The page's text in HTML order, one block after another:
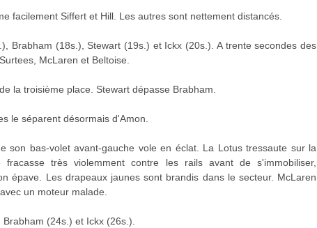
facilement Siffert et Hill. Les autres sont nettement distancés.
Brabham (18s.), Stewart (19s.) et Ickx (20s.). A trente secondes des
McLaren et Beltoise.
la troisième place. Stewart dépasse Brabham.
le séparent désormais d'Amon.
bas-volet avant-gauche vole en éclat. La Lotus tressaute sur la
très violemment contre les rails avant de s'immobiliser,
épave. Les drapeaux jaunes sont brandis dans le secteur. McLaren
un moteur malade.
(24s.) et Ickx (26s.).